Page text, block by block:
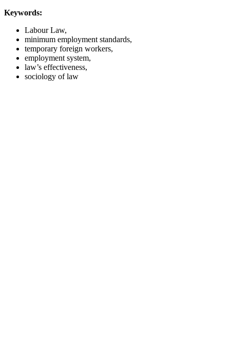
Keywords:
Labour Law,
minimum employment standards,
temporary foreign workers,
employment system,
law’s effectiveness,
sociology of law